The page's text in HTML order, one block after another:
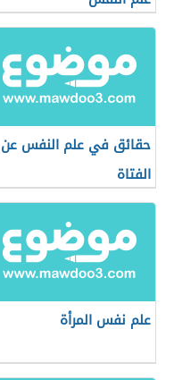
حقائق في علم النفس عن
الفتاة
علم نفس المرأة